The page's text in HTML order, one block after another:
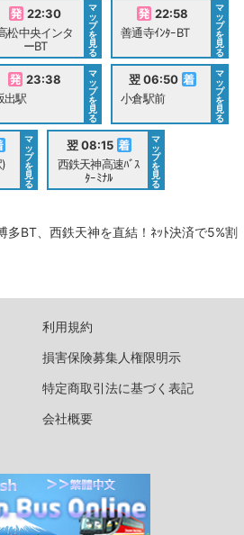
22:30
松中央インタ
ーBT
マ
ッ
プ
を
見
る
22:58
善通寺ｲﾝﾀｰBT
マ
ッ
プ
を
見
る
23:38
出駅
マ
ッ
プ
を
見
る
翌 06:50
小倉駅前
マ
ッ
プ
を
見
る
マ
ッ
プ
を
見
る
翌 08:15
西鉄天神高速ﾊﾞｽ
ﾀｰﾐﾅﾙ
マ
ッ
プ
を
見
る
多BT、西鉄天神を直結！ﾈｯﾄ決済で5%割
利用規約
損害保険募集人権限明示
特定商取引法に基づく表記
会社概要